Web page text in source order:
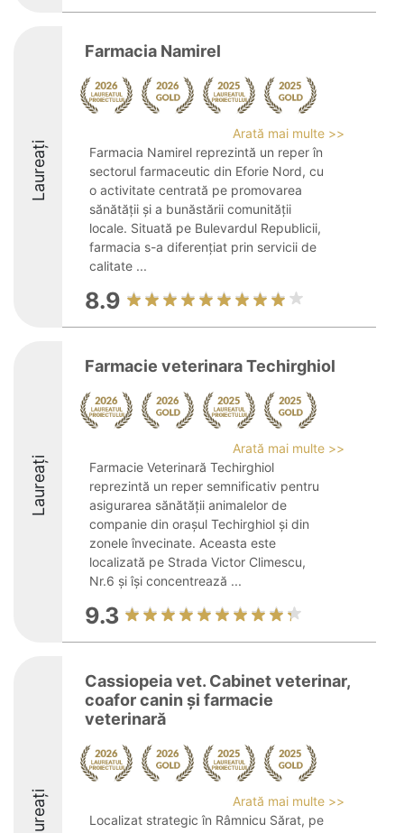
Laureați
Farmacia Namirel
Arată mai multe >>
Farmacia Namirel reprezintă un reper în
sectorul farmaceutic din Eforie Nord, cu
o activitate centrată pe promovarea
sănătății și a bunăstării comunității
locale. Situată pe Bulevardul Republicii,
farmacia s-a diferențiat prin servicii de
calitate ...
8.9
Laureați
Farmacie veterinara Techirghiol
Arată mai multe >>
Farmacie Veterinară Techirghiol
reprezintă un reper semnificativ pentru
asigurarea sănătății animalelor de
companie din orașul Techirghiol și din
zonele învecinate. Aceasta este
localizată pe Strada Victor Climescu,
Nr.6 și își concentrează ...
9.3
Laureați
Cassiopeia vet. Cabinet veterinar,
coafor canin și farmacie
veterinară
Arată mai multe >>
Localizat strategic în Râmnicu Sărat, pe